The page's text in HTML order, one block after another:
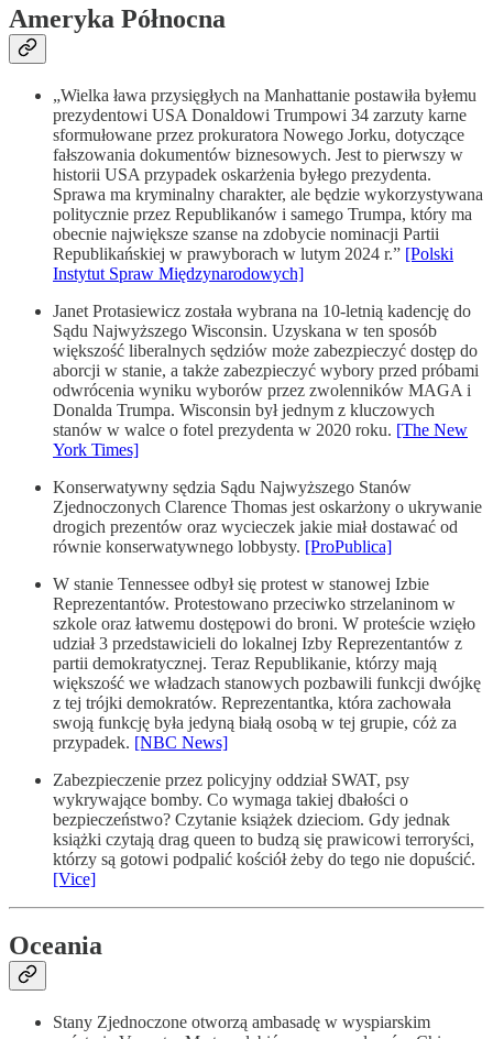
Ameryka Północna
„Wielka ława przysięgłych na Manhattanie postawiła byłemu
prezydentowi USA Donaldowi Trumpowi 34 zarzuty karne
sformułowane przez prokuratora Nowego Jorku, dotyczące
fałszowania dokumentów biznesowych. Jest to pierwszy w
historii USA przypadek oskarżenia byłego prezydenta.
Sprawa ma kryminalny charakter, ale będzie wykorzystywana
politycznie przez Republikanów i samego Trumpa, który ma
obecnie największe szanse na zdobycie nominacji Partii
Republikańskiej w prawyborach w lutym 2024 r.” [Polski
Instytut Spraw Międzynarodowych]
Janet Protasiewicz została wybrana na 10-letnią kadencję do
Sądu Najwyższego Wisconsin. Uzyskana w ten sposób
większość liberalnych sędziów może zabezpieczyć dostęp do
aborcji w stanie, a także zabezpieczyć wybory przed próbami
odwrócenia wyniku wyborów przez zwolenników MAGA i
Donalda Trumpa. Wisconsin był jednym z kluczowych
stanów w walce o fotel prezydenta w 2020 roku. [The New
York Times]
Konserwatywny sędzia Sądu Najwyższego Stanów
Zjednoczonych Clarence Thomas jest oskarżony o ukrywanie
drogich prezentów oraz wycieczek jakie miał dostawać od
równie konserwatywnego lobbysty. [ProPublica]
W stanie Tennessee odbył się protest w stanowej Izbie
Reprezentantów. Protestowano przeciwko strzelaninom w
szkole oraz łatwemu dostępowi do broni. W proteście wzięło
udział 3 przedstawicieli do lokalnej Izby Reprezentantów z
partii demokratycznej. Teraz Republikanie, którzy mają
większość we władzach stanowych pozbawili funkcji dwójkę
z tej trójki demokratów. Reprezentantka, która zachowała
swoją funkcję była jedyną białą osobą w tej grupie, cóż za
przypadek. [NBC News]
Zabezpieczenie przez policyjny oddział SWAT, psy
wykrywające bomby. Co wymaga takiej dbałości o
bezpieczeństwo? Czytanie książek dzieciom. Gdy jednak
książki czytają drag queen to budzą się prawicowi terroryści,
którzy są gotowi podpalić kościół żeby do tego nie dopuścić.
[Vice]
Oceania
Stany Zjednoczone otworzą ambasadę w wyspiarskim